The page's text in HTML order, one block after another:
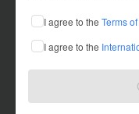
I agree to the Terms
I agree to the
これまでに2件のプロ
在住国：日本 現在地：未
出身国：日本 出身地：未
株式会社 山野屋 代表取
B's BAR”を運営していま